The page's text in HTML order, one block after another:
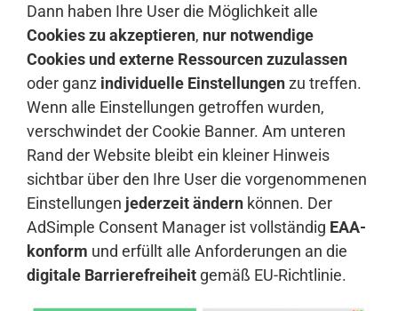
Dann haben Ihre User die Möglichkeit alle
Cookies zu akzeptieren, nur notwendige
Cookies und externe Ressourcen zuzulassen
oder ganz individuelle Einstellungenzu treffen.
Wenn alle Einstellungen getroffen wurden,
verschwindet der Cookie Banner. Am unteren
Rand der Website bleibt ein kleiner Hinweis
sichtbar über den Ihre User die vorgenommenen
Einstellungen jederzeit ändern können. Der
AdSimple Consent Manager ist vollständig EAA-
konform und erfüllt alle Anforderungen an die
digitale Barrierefreiheit gemäß EU-Richtlinie.